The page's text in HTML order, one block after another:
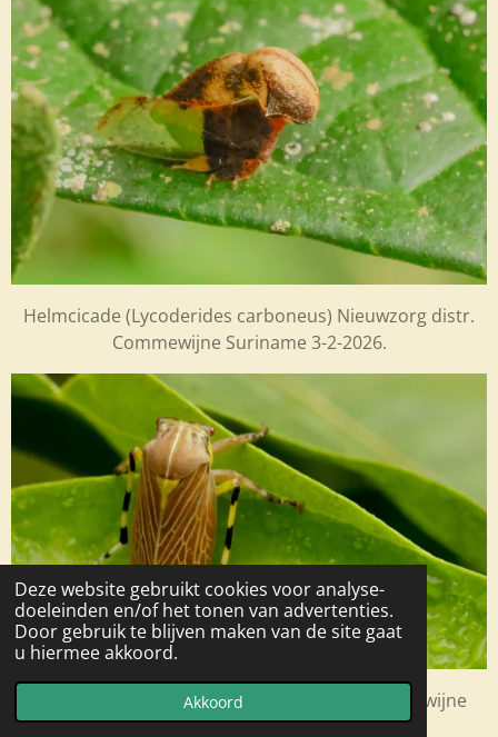
Deze website gebruikt cookies voor analyse-
doeleinden en/of het tonen van advertenties.
Door gebruik te blijven maken van de site gaat
u hiermee akkoord.
Akkoord
Helmcicade (Lycoderides carboneus) Nieuwzorg distr.
Commewijne Suriname 3-2-2026.
(Aetalion reticulatus) Nieuwzorg distr. Commewijne
Suriname 3-2-2026.